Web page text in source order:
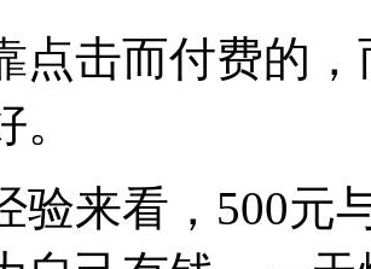
点击而付费的
验来看，500元